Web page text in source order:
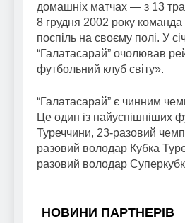
домашніх матчах — з 13
8 грудня 2002 року команда
поспіль на своєму полі. У
“Галатасарай” очолював
футбольний клуб світу».
“Галатасарай” є чинним
Це один із найуспішніших
Туреччини, 23-разовий
разовий володар Кубка
разовий володар